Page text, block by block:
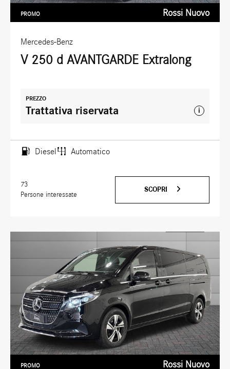
Mercedes-Benz
V 250 d AVANTGARDE Extralong
PROMO Rossi Nuovo
PREZZO
Trattativa riservata i
Diesel Automatico
73
Persone interessate
SCOPRI
PROMO Rossi Nuovo